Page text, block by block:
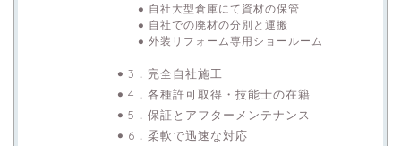
自社大型倉庫にて資材の保管
自社での廃材の分別と運搬
外装リフォーム専用ショールーム
3．完全自社施工
4．各種許可取得・技能士の在籍
5．保証とアフターメンテナンス
6．柔軟で迅速な対応